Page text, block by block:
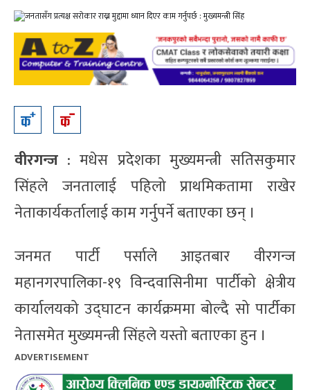
वीरगन्ज : मधेस प्रदेशका मुख्यमन्त्री सतिसकुमार
सिंहले जनतालाई पहिलो प्राथमिकतामा राखेर
नेताकार्यकर्तालाई काम गर्नुपर्ने बताएका छन् ।
जनमत पार्टी पर्साले आइतबार वीरगन्ज
महानगरपालिका-१९ विन्दवासिनीमा पार्टीको क्षेत्रीय
कार्यालयको उद्घाटन कार्यक्रममा बोल्दै सो पार्टीका
नेतासमेत मुख्यमन्त्री सिंहले यस्तो बताएका हुन ।
ADVERTISEMENT